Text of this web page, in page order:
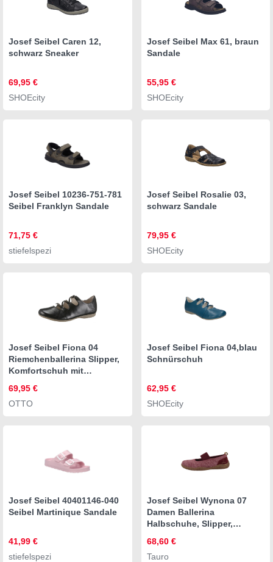
Josef Seibel Caren 12,
schwarz Sneaker
69,95 €
SHOEcity
Josef Seibel Max 61, braun
Sandale
55,95 €
SHOEcity
Josef Seibel 10236-751-781
Seibel Franklyn Sandale
71,75 €
stiefelspezi
Josef Seibel Rosalie 03,
schwarz Sandale
79,95 €
SHOEcity
Josef Seibel Fiona 04
Riemchenballerina Slipper,
Komfortschuh mit
Weite G (weit)
69,95 €
OTTO
Josef Seibel Fiona 04,blau
Schnürschuh
62,95 €
SHOEcity
Josef Seibel 40401146-040
Seibel Martinique Sandale
41,99 €
stiefelspezi
Josef Seibel Wynona 07
Damen Ballerina
Halbschuhe, Slipper,
Mokassin
68,60 €
Tauro